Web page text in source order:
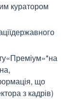
куратором
що
з кадрів)